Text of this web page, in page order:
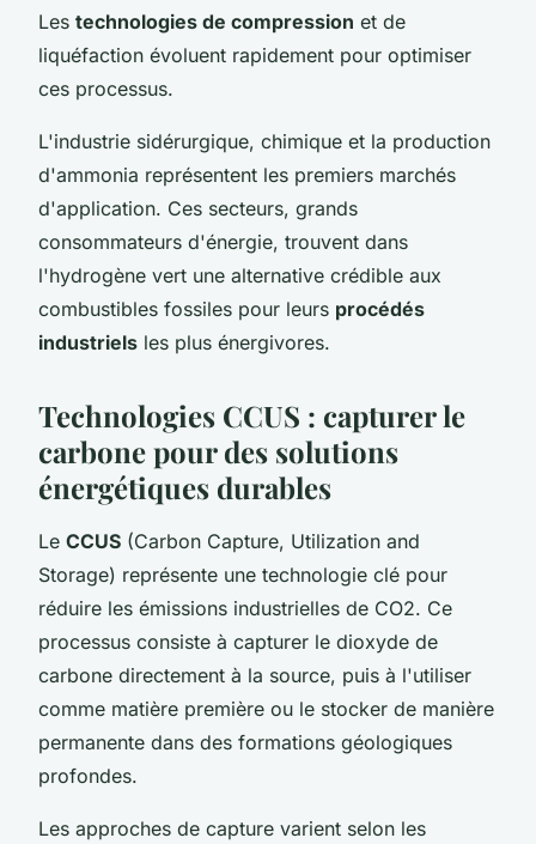
Les technologies de compression et de
liquéfaction évoluent rapidement pour optimiser
ces processus.
L'industrie sidérurgique, chimique et la production
d'ammonia représentent les premiers marchés
d'application. Ces secteurs, grands
consommateurs d'énergie, trouvent dans
l'hydrogène vert une alternative crédible aux
combustibles fossiles pour leurs procédés
industriels les plus énergivores.
Technologies CCUS : capturer le
carbone pour des solutions
énergétiques durables
Le CCUS (Carbon Capture, Utilization and
Storage) représente une technologie clé pour
réduire les émissions industrielles de CO2. Ce
processus consiste à capturer le dioxyde de
carbone directement à la source, puis à l'utiliser
comme matière première ou le stocker de manière
permanente dans des formations géologiques
profondes.
Les approches de capture varient selon les